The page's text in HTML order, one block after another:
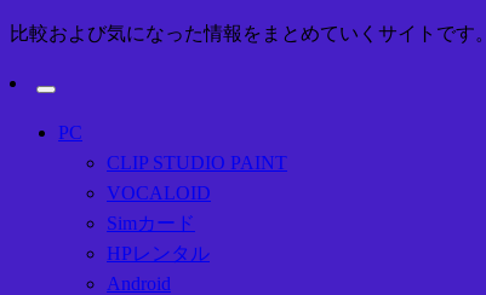
比較および気になった情報をまとめていくサイトです。
PC
CLIP STUDIO PAINT
VOCALOID
Simカード
HPレンタル
Android